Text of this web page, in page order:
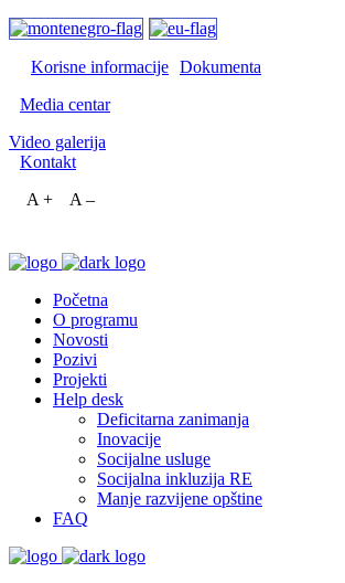
Korisne informacije Dokumenta
Media centar
Video galerija
Kontakt
A +
A –
Početna
O programu
Novosti
Pozivi
Projekti
Help desk
Deficitarna zanimanja
Inovacije
Socijalne usluge
Socijalna inkluzija RE
Manje razvijene opštine
FAQ